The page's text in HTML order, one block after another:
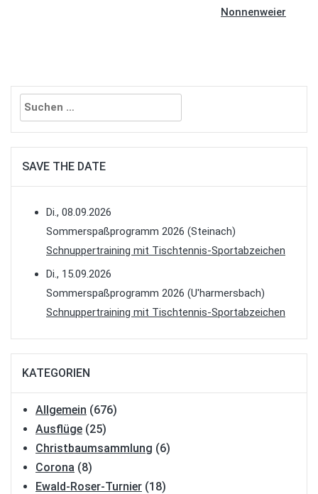
Nonnenweier
Suchen
nach:
SAVE THE DATE
Di., 08.09.2026
Sommerspaßprogramm 2026 (Steinach)
Schnuppertraining mit Tischtennis-Sportabzeichen
Di., 15.09.2026
Sommerspaßprogramm 2026 (U'harmersbach)
Schnuppertraining mit Tischtennis-Sportabzeichen
KATEGORIEN
Allgemein (676)
Ausflüge (25)
Christbaumsammlung (6)
Corona (8)
Ewald-Roser-Turnier (18)